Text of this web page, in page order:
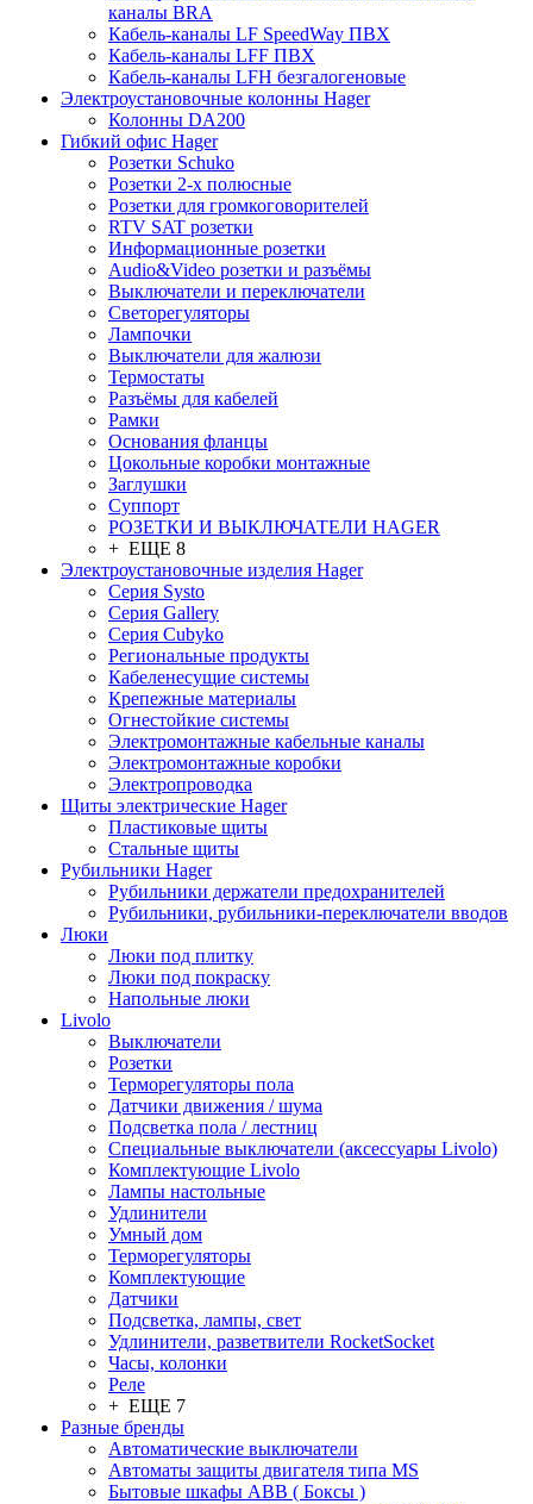
каналы BRA
Кабель-каналы LF SpeedWay ПВХ
Кабель-каналы LFF ПВХ
Кабель-каналы LFH безгалогеновые
Электроустановочные колонны Hager
Колонны DA200
Гибкий офис Hager
Розетки Schuko
Розетки 2-х полюсные
Розетки для громкоговорителей
RTV SAT розетки
Информационные розетки
Audio&Video розетки и разъёмы
Выключатели и переключатели
Светорегуляторы
Лампочки
Выключатели для жалюзи
Термостаты
Разъёмы для кабелей
Рамки
Основания фланцы
Цокольные коробки монтажные
Заглушки
Суппорт
РОЗЕТКИ И ВЫКЛЮЧАТЕЛИ HAGER
+ ЕЩЕ 8
Электроустановочные изделия Hager
Серия Systo
Серия Gallery
Серия Cubyko
Региональные продукты
Кабеленесущие системы
Крепежные материалы
Огнестойкие системы
Электромонтажные кабельные каналы
Электромонтажные коробки
Электропроводка
Щиты электрические Hager
Пластиковые щиты
Стальные щиты
Рубильники Hager
Рубильники держатели предохранителей
Рубильники, рубильники-переключатели вводов
Люки
Люки под плитку
Люки под покраску
Напольные люки
Livolo
Выключатели
Розетки
Терморегуляторы пола
Датчики движения / шума
Подсветка пола / лестниц
Специальные выключатели (аксессуары Livolo)
Комплектующие Livolo
Лампы настольные
Удлинители
Умный дом
Терморегуляторы
Комплектующие
Датчики
Подсветка, лампы, свет
Удлинители, разветвители RocketSocket
Часы, колонки
Реле
+ ЕЩЕ 7
Разные бренды
Автоматические выключатели
Автоматы защиты двигателя типа MS
Бытовые шкафы ABB ( Боксы )